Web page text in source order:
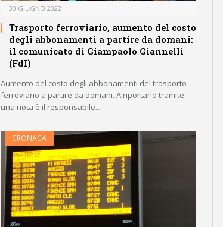
30 GIUGNO 2022
Trasporto ferroviario, aumento del costo
degli abbonamenti a partire da domani:
il comunicato di Giampaolo Giannelli
(FdI)
Aumento del costo degli abbonamenti del trasporto
ferroviario a partire da domani. A riportarlo tramite
una nota è il responsabile…
CRONACA